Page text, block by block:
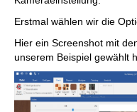
Erstmal wählen wir die
Hier ein Screenshot mit
unserem Beispiel gewählt